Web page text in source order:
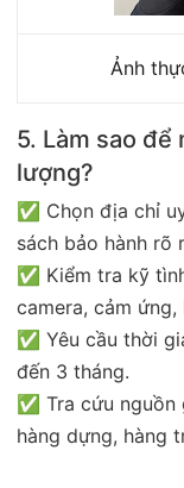
Ảnh
5. Làm sao để
lượng?
✅ Chọn địa chỉ
sách bảo hành rõ
✅ Kiểm tra kỹ
camera, cảm
✅ Yêu cầu thời
đến 3 tháng.
✅ Tra cứu nguồn
hàng dựng, hàng